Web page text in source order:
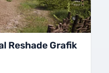
Reshade Grafik